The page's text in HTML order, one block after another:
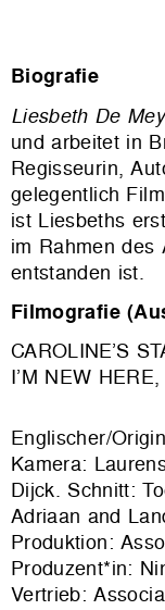
Biografie
Liesbeth De Mey
und arbeitet in
Regisseurin,
gelegentlich
ist Liesbeths
im Rahmen des
entstanden ist.
Filmografie
CAROLINE’S
I’M NEW
Englischer/
Kamera:
Dijck. Schnitt:
Adriaan and
Produktion:
Produzent*in:
Vertrieb: